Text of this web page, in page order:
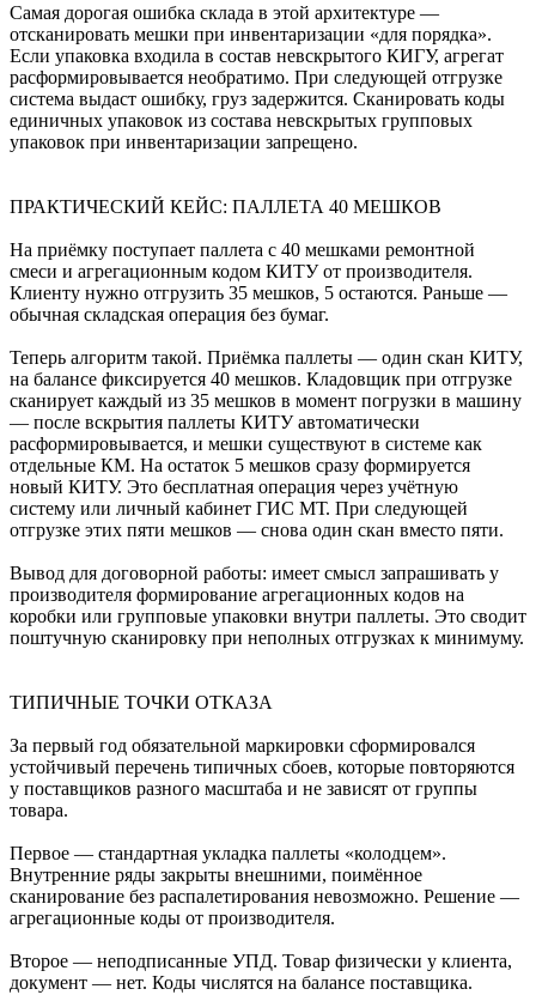
Самая дорогая ошибка склада в этой архитектуре —
отсканировать мешки при инвентаризации «для порядка».
Если упаковка входила в состав невскрытого КИГУ, агрегат
расформировывается необратимо. При следующей отгрузке
система выдаст ошибку, груз задержится. Сканировать коды
единичных упаковок из состава невскрытых групповых
упаковок при инвентаризации запрещено.
ПРАКТИЧЕСКИЙ КЕЙС: ПАЛЛЕТА 40 МЕШКОВ
На приёмку поступает паллета с 40 мешками ремонтной
смеси и агрегационным кодом КИТУ от производителя.
Клиенту нужно отгрузить 35 мешков, 5 остаются. Раньше —
обычная складская операция без бумаг.
Теперь алгоритм такой. Приёмка паллеты — один скан КИТУ,
на балансе фиксируется 40 мешков. Кладовщик при отгрузке
сканирует каждый из 35 мешков в момент погрузки в машину
— после вскрытия паллеты КИТУ автоматически
расформировывается, и мешки существуют в системе как
отдельные КМ. На остаток 5 мешков сразу формируется
новый КИТУ. Это бесплатная операция через учётную
систему или личный кабинет ГИС МТ. При следующей
отгрузке этих пяти мешков — снова один скан вместо пяти.
Вывод для договорной работы: имеет смысл запрашивать у
производителя формирование агрегационных кодов на
коробки или групповые упаковки внутри паллеты. Это сводит
поштучную сканировку при неполных отгрузках к минимуму.
ТИПИЧНЫЕ ТОЧКИ ОТКАЗА
За первый год обязательной маркировки сформировался
устойчивый перечень типичных сбоев, которые повторяются
у поставщиков разного масштаба и не зависят от группы
товара.
Первое — стандартная укладка паллеты «колодцем».
Внутренние ряды закрыты внешними, поимённое
сканирование без распалетирования невозможно. Решение —
агрегационные коды от производителя.
Второе — неподписанные УПД. Товар физически у клиента,
документ — нет. Коды числятся на балансе поставщика.